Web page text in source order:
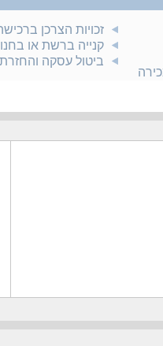
זכויות הצרכן
קנייה ברשת או
ביטול עסקה